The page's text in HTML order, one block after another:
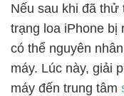
Nếu sau khi đã thử
trạng loa iPhone bị
có thể nguyên
máy. Lúc này, giải
máy đến trung tâm